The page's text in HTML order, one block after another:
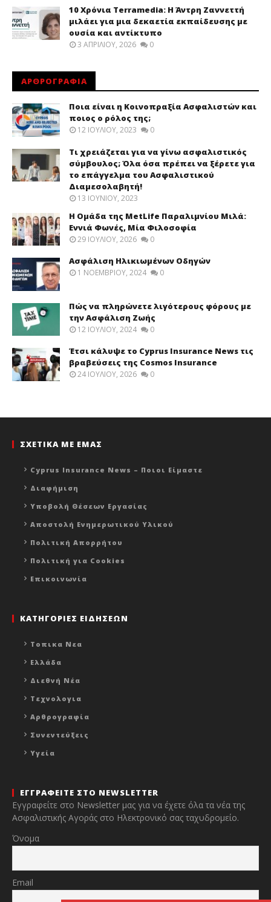
10 Χρόνια Terramedia: Η Άντρη Ζαννεττή
μιλάει για μια δεκαετία εκπαίδευσης με
ουσία και αντίκτυπο
3 ΑΠΡΙΛΊΟΥ, 2026 0
ΑΡΘΡΟΓΡΑΦΙΑ
Ποια είναι η Κοινοπραξία Ασφαλιστών και
ποιος ο ρόλος της;
12 ΙΟΥΛΊΟΥ, 2023 0
Τι χρειάζεται για να γίνω ασφαλιστικός
σύμβουλος; Όλα όσα πρέπει να ξέρετε για
το επάγγελμα του Ασφαλιστικού
Διαμεσολαβητή!
13 ΙΟΥΝΊΟΥ, 2023
Η Ομάδα της MetLife Παραλιμνίου Μιλά:
Εννιά Φωνές, Μία Φιλοσοφία
29 ΙΟΥΛΊΟΥ, 2026 0
Ασφάλιση Ηλικιωμένων Οδηγών
1 ΝΟΕΜΒΡΊΟΥ, 2024 0
Πώς να πληρώνετε λιγότερους φόρους με
την Ασφάλιση Ζωής
12 ΙΟΥΛΊΟΥ, 2024 0
Έτσι κάλυψε το Cyprus Insurance News τις
βραβεύσεις της Cosmos Insurance
24 ΙΟΥΛΊΟΥ, 2026 0
ΣΧΕΤΙΚΑ ΜΕ ΕΜΑΣ
Cyprus Insurance News – Ποιοι Είμαστε
Διαφήμιση
Υποβολή Θέσεων Εργασίας
Αποστολή Ενημερωτικού Υλικού
Πολιτική Απορρήτου
Πολιτική για Cookies
Επικοινωνία
ΚΑΤΗΓΟΡΙΕΣ ΕΙΔΗΣΕΩΝ
Τοπικα Νεα
Ελλάδα
Διεθνή Νέα
Τεχνολογια
Αρθρογραφία
Συνεντεύξεις
Υγεία
ΕΓΓΡΑΦΕΙΤΕ ΣΤΟ NEWSLETTER
Εγγραφείτε στο Newsletter μας για να έχετε όλα τα νέα της
Ασφαλιστικής Αγοράς στο Ηλεκτρονικό σας ταχυδρομείο.
Όνομα
Email